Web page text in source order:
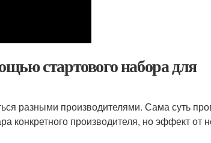
стартового набора для
разными производителями. Сама суть
конкретного производителя, но эффект от